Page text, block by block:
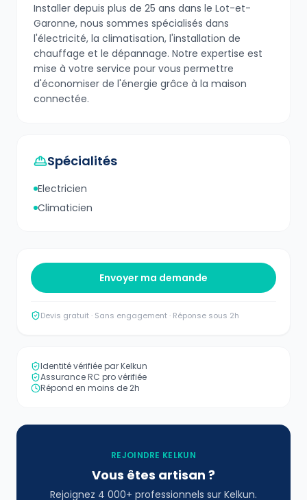
Installer depuis plus de 25 ans dans le Lot-et-
Garonne, nous sommes spécialisés dans
l'électricité, la climatisation, l'installation de
chauffage et le dépannage. Notre expertise est
mise à votre service pour vous permettre
d'économiser de l'énergie grâce à la maison
connectée.
Spécialités
Electricien
Climaticien
Envoyer ma demande
Devis gratuit · Sans engagement · Réponse sous 2h
Identité vérifiée par Kelkun
Assurance RC pro vérifiée
Répond en moins de 2h
REJOINDRE KELKUN
Vous êtes artisan ?
Rejoignez 4 000+ professionnels sur Kelkun.